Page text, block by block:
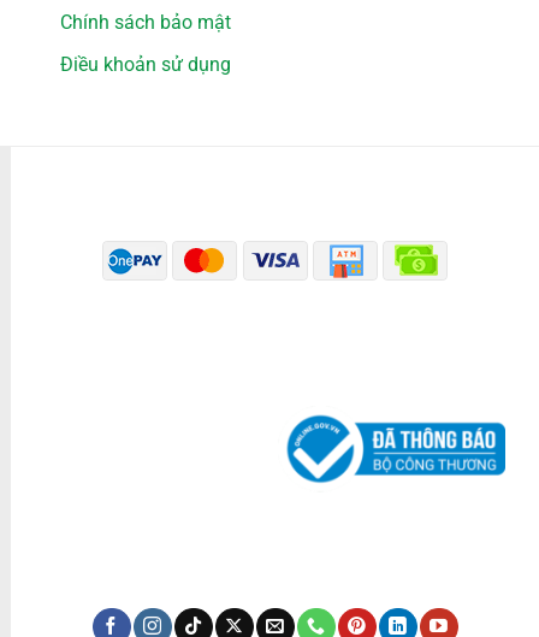
Chính sách bảo mật
Điều khoản sử dụng